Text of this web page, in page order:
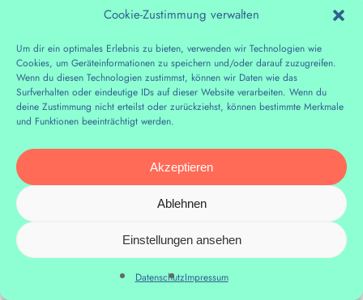
Cookie-Zustimmung verwalten
Um dir ein optimales Erlebnis zu bieten, verwenden wir Technologien wie
Cookies, um Geräteinformationen zu speichern und/oder darauf zuzugreifen.
Wenn du diesen Technologien zustimmst, können wir Daten wie das
Surfverhalten oder eindeutige IDs auf dieser Website verarbeiten. Wenn du
deine Zustimmung nicht erteilst oder zurückziehst, können bestimmte Merkmale
und Funktionen beeinträchtigt werden.
Akzeptieren
Ablehnen
Einstellungen ansehen
DatenschutzImpressum